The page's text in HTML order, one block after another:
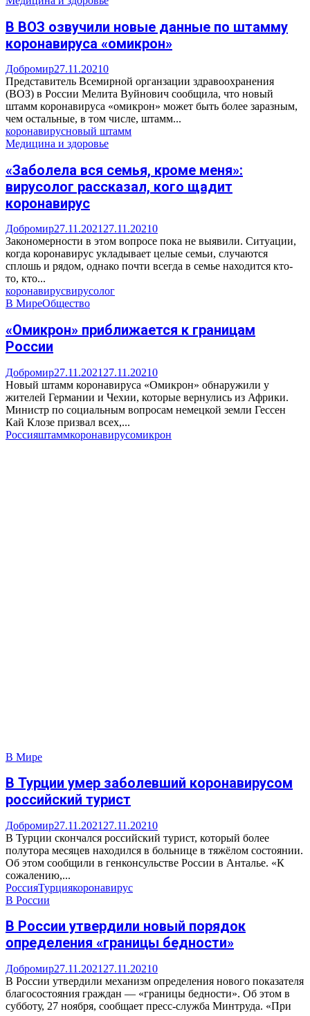
В ВОЗ озвучили новые данные по штамму
коронавируса «омикрон»
Добромир27.11.20210
Представитель Всемирной органзации здравоохранения
(ВОЗ) в России Мелита Вуйнович сообщила, что новый
штамм коронавируса «омикрон» может быть более заразным,
чем остальные, в том числе, штамм...
коронавирусновый штамм
Медицина и здоровье
«Заболела вся семья, кроме меня»:
вирусолог рассказал, кого щадит
коронавирус
Добромир27.11.202127.11.20210
Закономерности в этом вопросе пока не выявили. Ситуации,
когда коронавирус укладывает целые семьи, случаются
сплошь и рядом, однако почти всегда в семье находится кто-
то, кто...
коронавирусвирусолог
В МиреОбщество
«Омикрон» приближается к границам
России
Добромир27.11.2021 27.11.20210
Новый штамм коронавируса «Омикрон» обнаружили у
жителей Германии и Чехии, которые вернулись из Африки.
Министр по социальным вопросам немецкой земли Гессен
Кай Клозе призвал всех,...
Россияштаммкоронавирусомикрон
В Мире
В Турции умер заболевший коронавирусом
российский турист
Добромир27.11.2021 27.11.20210
В Турции скончался российский турист, который более
полутора месяцев находился в больнице в тяжёлом состоянии.
Об этом сообщили в генконсульстве России в Анталье. «К
сожалению,...
РоссияТурциякоронавирус
В России
В России утвердили новый порядок
определения «границы бедности»
Добромир27.11.2021 27.11.20210
В России утвердили механизм определения нового показателя
благосостояния граждан — «границы бедности». Об этом в
субботу, 27 ноября, сообщает пресс-служба Минтруда. «При